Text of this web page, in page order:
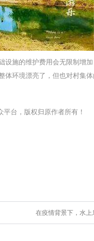
施的维护费用会无限制增
环境漂亮了，但也对村集
台，版权归原作者所有！
在疫情背景下，水